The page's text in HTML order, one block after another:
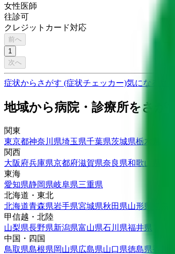
女性医師
往診可
クレジットカード対応
前へ
1
次へ
症状からさがす (症状チェッカー)気になる症
地域から病院・診療所をさがす
関東
東京都神奈川県埼玉県千葉県茨城県栃木県
関西
大阪府兵庫県京都府滋賀県奈良県和歌山県
東海
愛知県静岡県岐阜県三重県
北海道・東北
北海道青森県岩手県宮城県秋田県山形県
甲信越・北陸
山梨県長野県新潟県富山県石川県福井県
中国・四国
鳥取県島根県岡山県広島県山口県徳島県香川県